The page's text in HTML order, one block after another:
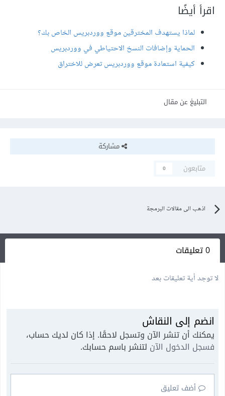
اقرأ أيضًا
لماذا يستهدف المخترقين موقع ووردبريس الخاص بك؟
الحماية وإضافات النسخ الاحتياطي في ووردبريس
كيفية استعادة موقع ووردبريس تعرض للاختراق
التبليغ عن مقال
مشاركة
متابعون
0
اذهب الى مقالات البرمجة
0 تعليقات
لا توجد أية تعليقات بعد
انضم إلى النقاش
يمكنك أن تنشر الآن وتسجل لاحقًا. إذا كان لديك حساب،
فسجل الدخول الآن لتنشر باسم حسابك.
أضف تعليق